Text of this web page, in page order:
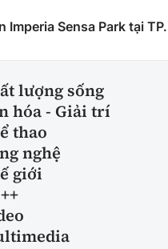
Imperia Sensa Park tại
lượng sống
hóa - Giải trí
thao
nghệ
giới